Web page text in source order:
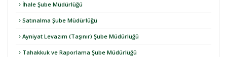
İhale Şube Müdürlüğü
Satınalma Şube Müdürlüğü
Ayniyat Levazım (Taşınır) Şube Müdürlüğü
Tahakkuk ve Raporlama Şube Müdürlüğü